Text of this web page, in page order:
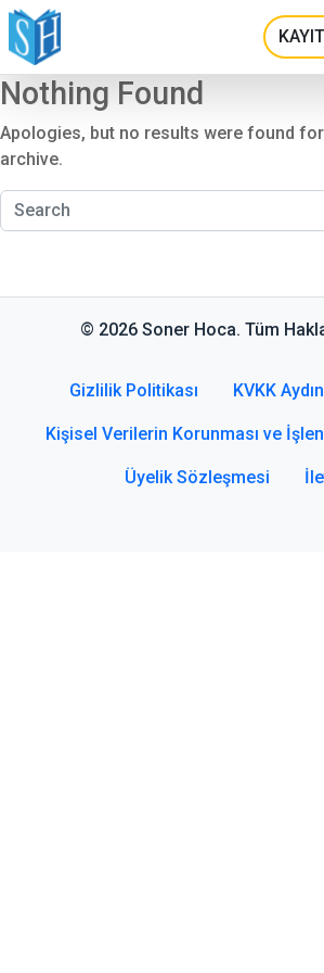
Nothing Found
Apologies, but no results were found
archive.
© 2026 Soner Hoca. Tüm
Gizlilik Politikası KVKK
Kişisel Verilerin Korunması ve
Üyelik Sözleşmesi